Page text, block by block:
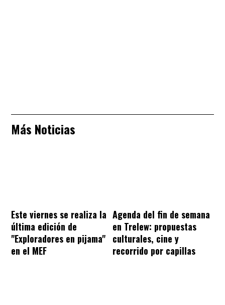
Más Noticias
Este viernes se realiza la
última edición de
"Exploradores en pijama"
en el MEF
Agenda del fin de semana
en Trelew: propuestas
culturales, cine y
recorrido por capillas